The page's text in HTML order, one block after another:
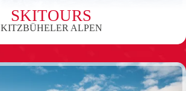
SKITOURS
KITZBÜHELER ALPEN